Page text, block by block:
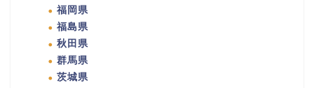
福岡県
福島県
秋田県
群馬県
茨城県